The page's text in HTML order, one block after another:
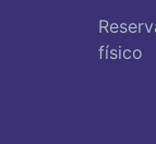
físico